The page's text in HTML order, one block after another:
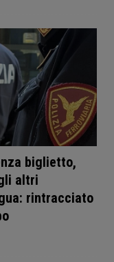
biglietto,
altri
rintracciato